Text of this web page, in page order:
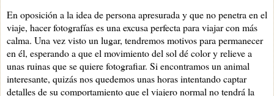
En oposición a la idea de persona apresurada y que no penetra en el
viaje, hacer fotografías es una excusa perfecta para viajar con más
calma. Una vez visto un lugar, tendremos motivos para permanecer
en él, esperando a que el movimiento del sol dé color y relieve a
unas ruinas que se quiere fotografiar. Si encontramos un animal
interesante, quizás nos quedemos unas horas intentando captar
detalles de su comportamiento que el viajero normal no tendrá la